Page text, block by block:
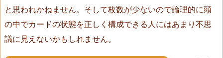
r
（J
と思われかねません。そして枚数が少ないので論理的に頭
の中でカードの状態を正しく構成できる人にはあまり不思
議に見えないかもしれません。